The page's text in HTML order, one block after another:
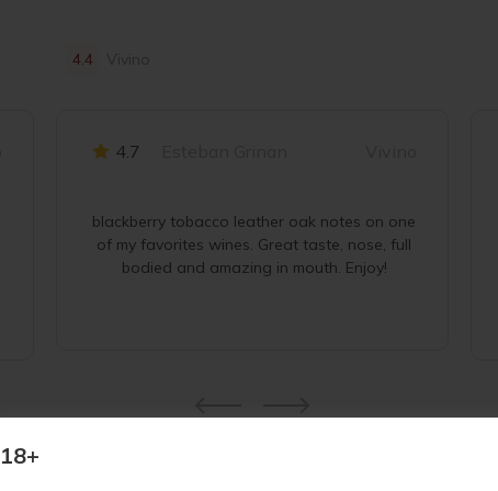
18+
4.4 Vivino
4.7
blackberry tobacco leather oak notes on one
of my favorites wines. Great taste, nose, full
bodied and amazing in mouth. Enjoy!